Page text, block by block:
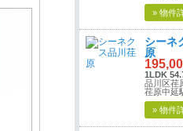
» 物件
シーネ
原
1LDK
品川区荏
荏原中延
» 物件